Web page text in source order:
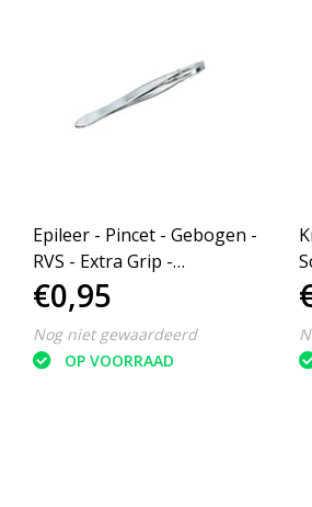
Epileer - Pincet - Gebogen -
RVS - Extra Grip -
Lichtgewicht - Zilver
€0,95
Nog niet gewaardeerd
OP VOORRAAD